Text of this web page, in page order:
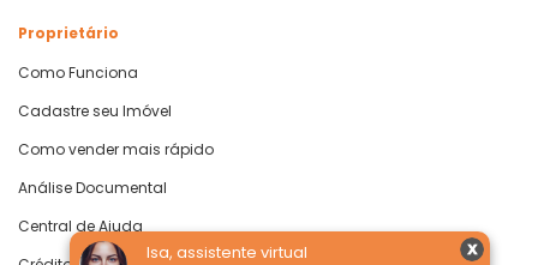
Isa, assistente virtual
Proprietário
Como Funciona
Cadastre seu Imóvel
Como vender mais rápido
Análise Documental
Central de Ajuda